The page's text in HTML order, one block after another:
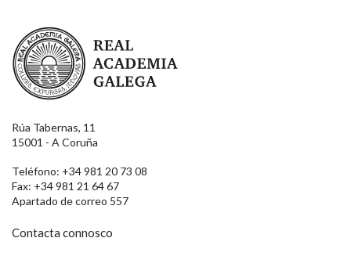
Real Academia Galega
Rúa Tabernas, 11
15001 - A Coruña
Teléfono: +34 981 20 73 08
Fax: +34 981 21 64 67
Apartado de correo 557
Contacta connosco